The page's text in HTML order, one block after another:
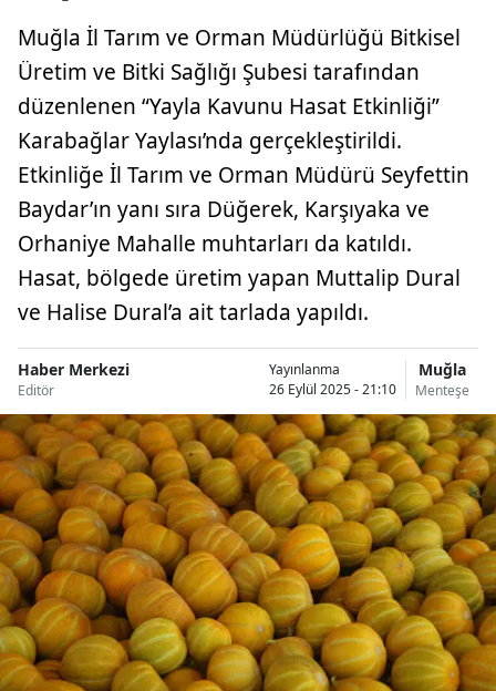
Muğla İl Tarım ve Orman Müdürlüğü Bitkisel
Üretim ve Bitki Sağlığı Şubesi tarafından
düzenlenen “Yayla Kavunu Hasat Etkinliği”
Karabağlar Yaylası’nda gerçekleştirildi.
Etkinliğe İl Tarım ve Orman Müdürü Seyfettin
Baydar’ın yanı sıra Düğerek, Karşıyaka ve
Orhaniye Mahalle muhtarları da katıldı.
Hasat, bölgede üretim yapan Muttalip Dural
ve Halise Dural’a ait tarlada yapıldı.
Haber Merkezi
Editör
Yayınlanma
26 Eylül 2025 - 21:10
Muğla
Menteşe